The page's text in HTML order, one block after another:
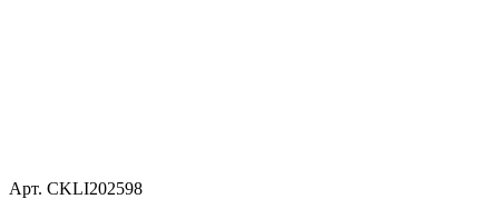
Арт. CKLI202598